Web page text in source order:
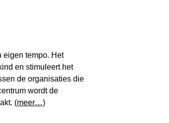
eigen tempo. Het
en stimuleert het
de organisaties die
wordt de
(meer…)